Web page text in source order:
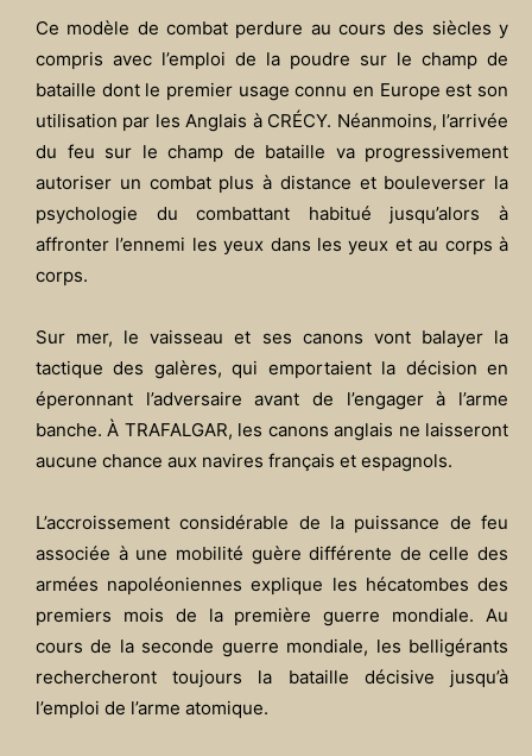
Ce modèle de combat perdure au cours des siècles y
compris avec l’emploi de la poudre sur le champ de
bataille dont le premier usage connu en Europe est son
utilisation par les Anglais à CRÉCY. Néanmoins, l’arrivée
du feu sur le champ de bataille va progressivement
autoriser un combat plus à distance et bouleverser la
psychologie du combattant habitué jusqu’alors à
affronter l’ennemi les yeux dans les yeux et au corps à
corps.
Sur mer, le vaisseau et ses canons vont balayer la
tactique des galères, qui emportaient la décision en
éperonnant l’adversaire avant de l’engager à l’arme
banche. À TRAFALGAR, les canons anglais ne laisseront
aucune chance aux navires français et espagnols.
L’accroissement considérable de la puissance de feu
associée à une mobilité guère différente de celle des
armées napoléoniennes explique les hécatombes des
premiers mois de la première guerre mondiale. Au
cours de la seconde guerre mondiale, les belligérants
rechercheront toujours la bataille décisive jusqu’à
l’emploi de l’arme atomique.